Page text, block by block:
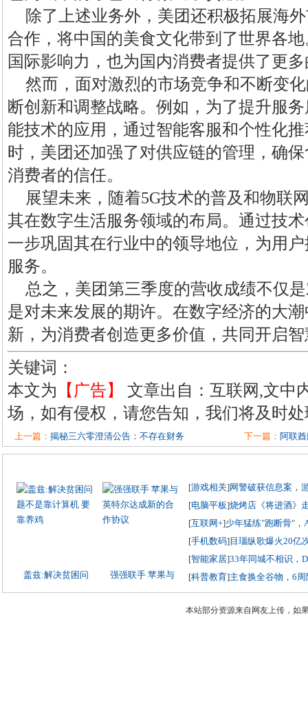
除了上述业务外，美团还积极拓展海
合作，将中国的美食文化带到了世界各
国际影响力，也为国内消费者提供了更
然而，面对激烈的市场竞争和不断变
断创新和调整战略。例如，为了提升服
能技术的应用，通过智能客服和个性化
时，美团还加强了对供应链的管理，确
消费者的信任。
展望未来，随着5G技术的普及和物联
其在数字生活服务领域的布局。通过技
一步巩固其在行业中的领导地位，为用
服务。
总之，美团第三季度的营收成绩不仅
是对未来发展的期许。在数字经济的大
新，为消费者创造更多价值，共同开启
关键词：
本文为 【广告】
文章出自：互联网,文中
场，如有侵权，请您告知，我们将及时
上一篇： 揭秘三六零澄清公告：不存在财务 下一篇： 阿联
盖兹:解决贫困问 强强联手 苹果与
[游戏相关]网警破获信息案，
[电脑平板]烧烤店《将进酒》
[互联网+]少年猛练"跑断骨"，
[手机数码]目瑙纵歌爆火20亿
[智能家居]33年同城不相识，
[科普教育]主食换全谷物，6
本站部分资源来自网友上传，如